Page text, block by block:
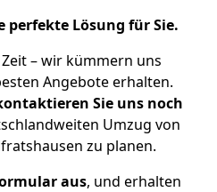
perfekte Lösung für Sie.
– wir kümmern uns
Angebote erhalten.
Sie uns noch
Umzug von
zu planen.
aus, und erhalten